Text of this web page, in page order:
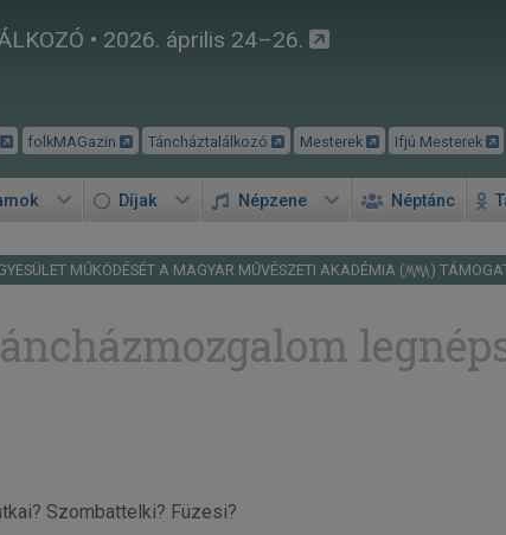
• 2026. április 24–26.
folkMAGazin Táncháztalálkozó Mesterek Ifjú Mesterek
Díjak Népzene Néptánc
MŰKÖDÉSÉT A MAGYAR MŰVÉSZETI AKADÉMIA ( )
Szombattelki? Füzesi?